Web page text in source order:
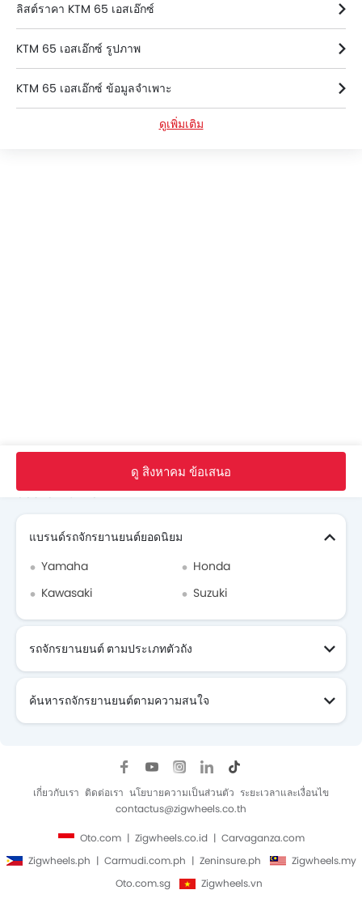
ลิสต์ราคา KTM 65 เอสเอ๊กซ์
KTM 65 เอสเอ๊กซ์ รูปภาพ
KTM 65 เอสเอ๊กซ์ ข้อมูลจำเพาะ
ดูเพิ่มเติม
ดู สิงหาคม ข้อเสนอ
Search Other รถจักรยานยนต์
แบรนด์รถจักรยานยนต์ยอดนิยม
Yamaha
Honda
Kawasaki
Suzuki
รถจักรยานยนต์ ตามประเภทตัวถัง
ค้นหารถจักรยานยนต์ตามความสนใจ
เกี่ยวกับเรา ติดต่อเรา นโยบายความเป็นส่วนตัว ระยะเวลาและเงื่อนไข
contactus@zigwheels.co.th
Oto.com Zigwheels.co.id
Carvaganza.com
Zigwheels.ph
Carmudi.com.ph Zeninsure.ph
Zigwheels.my
Oto.com.sg
Zigwheels.vn